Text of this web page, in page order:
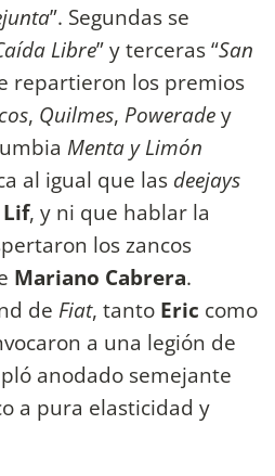
”. Segundas se
Libre” y terceras “San
repartieron los premios
, Quilmes, Poweradey
Menta y Limón
al igual que las deejays
Lif, y ni que hablar la
los zancos
Mariano Cabrera.
de Fiat, tanto Eric como
a una legión de
anodado semejante
a pura elasticidad y